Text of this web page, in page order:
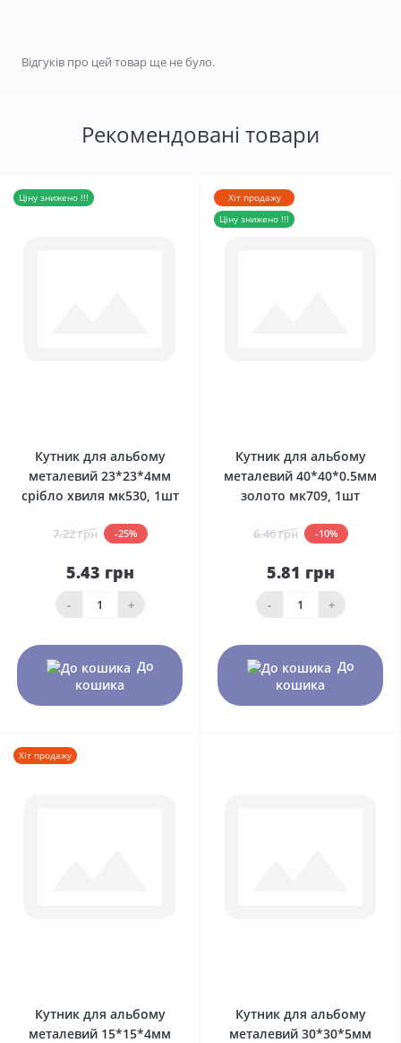
Відгуків про цей товар ще не було.
Рекомендовані товари
Ціну знижено !!!
Кутник для альбому
металевий 23*23*4мм
срібло хвиля мк530, 1шт
7.22 грн -25%
5.43 грн
- +
До
кошика
Хіт продажу
Ціну знижено !!!
Кутник для альбому
металевий 40*40*0.5мм
золото мк709, 1шт
6.46 грн -10%
5.81 грн
- +
До
кошика
Хіт продажу
Кутник для альбому
металевий 15*15*4мм
Кутник для альбому
металевий 30*30*5мм